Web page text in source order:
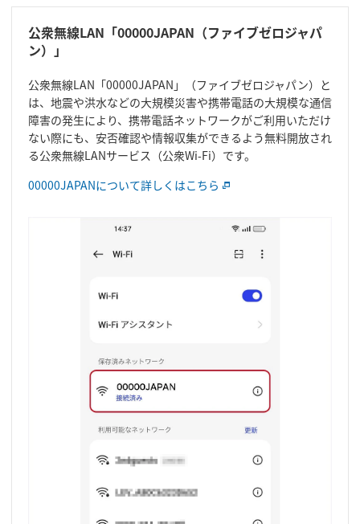
公衆無線LAN「00000JAPAN（ファイブゼロジャパ
ン）」
公衆無線LAN「00000JAPAN」（ファイブゼロジャパン）と
は、地震や洪水などの大規模災害や携帯電話の大規模な通信
障害の発生により、携帯電話ネットワークがご利用いただけ
ない際にも、安否確認や情報収集ができるよう無料開放され
る公衆無線LANサービス（公衆Wi-Fi）です。
00000JAPANについて詳しくはこちら